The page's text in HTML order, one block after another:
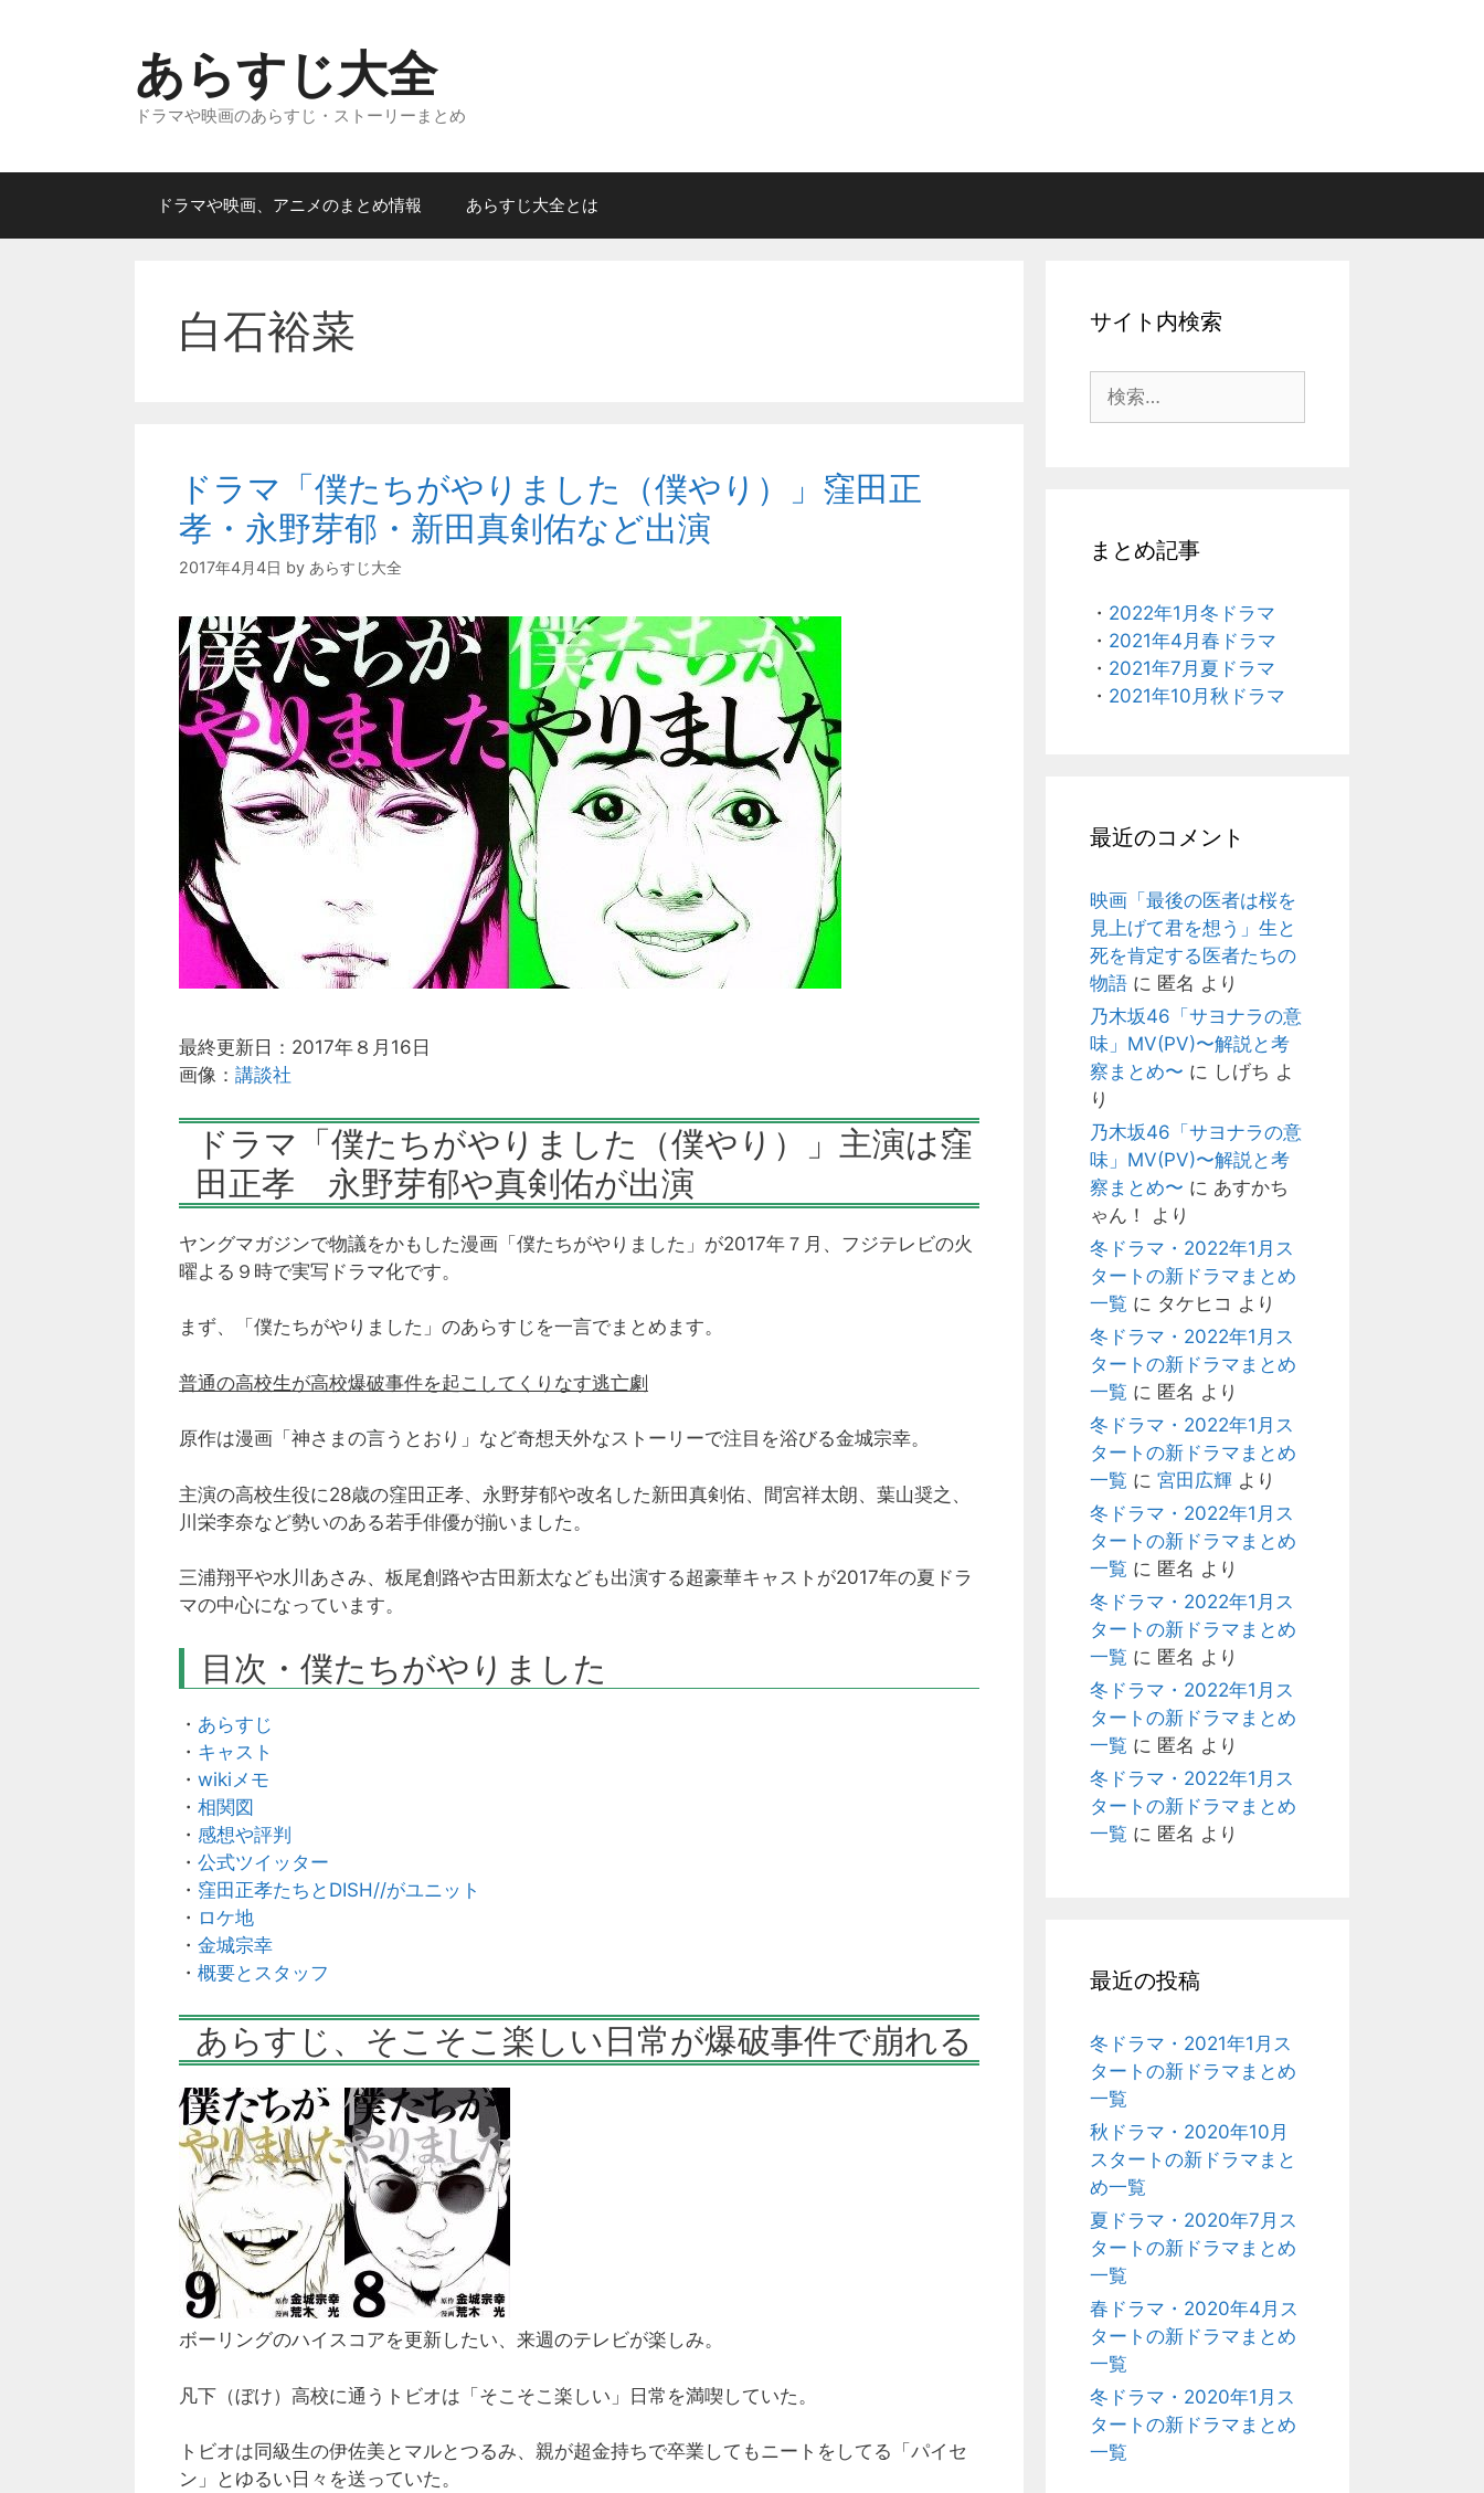
ス
ッ
あらすじ大全
ドラマや映画のあらすじ・ストーリーまとめ
ドラマや映画、アニメのまとめ情報 あらすじ大全とは
白石裕菜
ドラマ「僕たちがやりました（僕やり）」窪田正
孝・永野芽郁・新田真剣佑など出演
2017年4月4日 by あらすじ大全
最終更新日：2017年８月16日
画像： 講談社
ドラマ「僕たちがやりました（僕やり）」主演は窪
田正孝 永野芽郁や真剣佑が出演
ヤングマガジンで物議をかもした漫画「僕たちがやりました」が2017年７月、フジテレビの火
曜よる９時で実写ドラマ化です。
まず、「僕たちがやりました」のあらすじを一言でまとめます。
普通の高校生が高校爆破事件を起こしてくりなす逃亡劇
原作は漫画「神さまの言うとおり」など奇想天外なストーリーで注目を浴びる金城宗幸。
主演の高校生役に28歳の窪田正孝、永野芽郁や改名した新田真剣佑、間宮祥太朗、葉山奨之、
川栄李奈など勢いのある若手俳優が揃いました。
三浦翔平や水川あさみ、板尾創路や古田新太なども出演する超豪華キャストが2017年の夏ドラ
マの中心になっています。
目次・僕たちがやりました
・ あらすじ
・ キャスト
・ wikiメモ
・ 相関図
・ 感想や評判
・ 公式ツイッター
・ 窪田正孝たちとDISH//がユニット
・ ロケ地
・ 金城宗幸
・ 概要とスタッフ
あらすじ、そこそこ楽しい日常が爆破事件で崩れる
ボーリングのハイスコアを更新したい、来週のテレビが楽しみ。
凡下（ぼけ）高校に通うトビオは「そこそこ楽しい」日常を満喫していた。
トビオは同級生の伊佐美とマルとつるみ、親が超金持ちで卒業してもニートをしてる「パイセ
ン」とゆるい日々を送っていた。
サイト内検索
索:
まとめ記事
・ 2022年1月冬ドラマ
・ 2021年4月春ドラマ
・ 2021年7月夏ドラマ
・ 2021年10月秋ドラマ
最近のコメント
映画「最後の医者は桜を
見上げて君を想う」生と
死を肯定する医者たちの
物語 に 匿名 より
乃木坂46「サヨナラの意
味」MV(PV)〜解説と考
察まとめ〜 に しげち よ
り
乃木坂46「サヨナラの意
味」MV(PV)〜解説と考
察まとめ〜 に あすかち
ゃん！
より
冬ドラマ・2022年1月ス
タートの新ドラマまとめ
一覧 に タケヒコ より
冬ドラマ・2022年1月ス
タートの新ドラマまとめ
一覧 に 匿名 より
冬ドラマ・2022年1月ス
タートの新ドラマまとめ
一覧 に 宮田広輝 より
冬ドラマ・2022年1月ス
タートの新ドラマまとめ
一覧 に 匿名 より
冬ドラマ・2022年1月ス
タートの新ドラマまとめ
一覧 に 匿名 より
冬ドラマ・2022年1月ス
タートの新ドラマまとめ
一覧 に 匿名 より
冬ドラマ・2022年1月ス
タートの新ドラマまとめ
一覧 に 匿名 より
最近の投稿
冬ドラマ・2021年1月ス
タートの新ドラマまとめ
一覧
秋ドラマ・2020年10月
スタートの新ドラマまと
め一覧
夏ドラマ・2020年7月ス
タートの新ドラマまとめ
一覧
春ドラマ・2020年4月ス
タートの新ドラマまとめ
一覧
冬ドラマ・2020年1月ス
タートの新ドラマまとめ
一覧